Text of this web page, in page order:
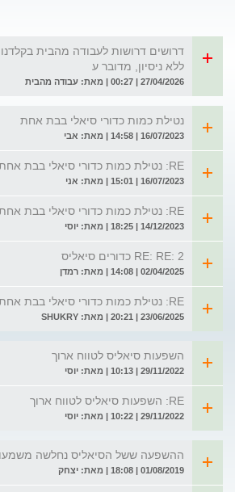
דרושים דרושות לעבודה מהבית
ללא ניסיון, מדובר ע
27/04/2026 | 00:27 | מאת: עבודה מהבית
נטילת כמות כדורי סיאלי בבת אחת
16/07/2023 | 14:58 | מאת: אבי
RE: נטילת כמות כדורי סיאלי בבת אחת
16/07/2023 | 15:01 | מאת: אני
RE: נטילת כמות כדורי סיאלי בבת אחת
14/12/2023 | 18:25 | מאת: יוסי
RE: RE: 2 כדורים סיאליס
02/04/2025 | 14:08 | מאת: רמדן
RE: נטילת כמות כדורי סיאלי בבת אחת
23/06/2025 | 20:21 | מאת: SHUKRY
השפעות סיאליס לטווח ארוך
29/11/2022 | 10:13 | מאת: יוסי
RE: השפעות סיאליס לטווח ארוך
29/11/2022 | 10:22 | מאת: יוסי
ההשפעה ששל הסיאליס נחלשה
01/08/2019 | 18:08 | מאת: יצחק